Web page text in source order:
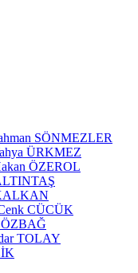
SÖNMEZLER
ÜRKMEZ
ÖZEROL
CÜCÜK
ÖZBAĞ
TOLAY